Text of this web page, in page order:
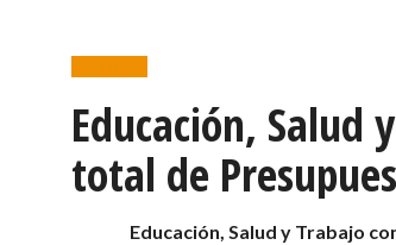
Noticias
Educación, Salud
total de
Educación, Salud y Trabajo